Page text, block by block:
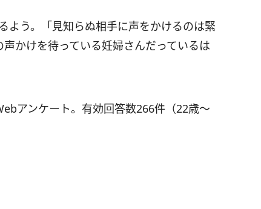
よう。「見知らぬ相手に声をかけるのは緊
かけを待っている妊婦さんだっているは
アンケート。有効回答数266件（22歳～